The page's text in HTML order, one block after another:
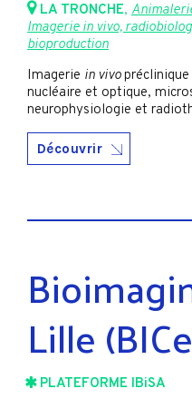
LA TRONCHE,
Imagerie in vivo,
bioproduction
Imagerie in vivo
nucléaire et optique,
neurophysiologie et
Découvrir
Lille
PLATEFORME IBiSA